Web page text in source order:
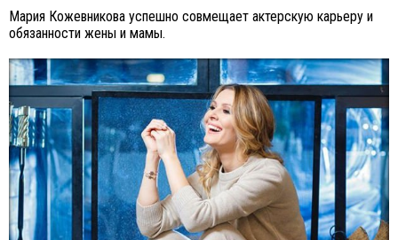
Мария Кожевникова успешно совмещает актерскую карьеру и
обязанности жены и мамы.